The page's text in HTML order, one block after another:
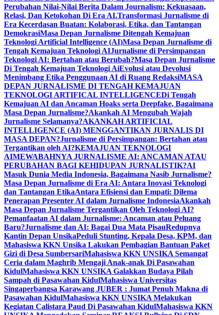
Perubahan Nilai-Nilai Berita Dalam Journalism: Kekuasaan,
Relasi, Dan Ketokohan Di Era AI.Transformasi Jurnalisme di
Era Kecerdasan Buatan: Kolaborasi, Etika, dan Tantangan
DemokrasiMasa Depan Jurnalisme Ditengah Kemajuan
Teknologi Artificial Intelligence (AI)Masa Depan Jurnalisme di
Tengah Kemajuan Teknologi AIJurnalisme di Persimpangan
Teknologi AI: Bertahan atau Berubah?Masa Depan Jurnalisme
Di Tengah Kemajuan Teknologi AiEvolusi atau Devolusi
Menimbang Etika Penggunaan AI di Ruang RedaksiMASA
DEPAN JURNALISME DI TENGAH KEMAJUAN
TEKNOLOGI ARTIFICAL INTELLIGENCEDi Tengah
Kemajuan AI dan Ancaman Hoaks serta Deepfake, Bagaimana
Masa Depan Jurnalisme?Akankah AI Mengubah Wajah
Jurnalisme Selamanya?AKANKAH ARTIFICIAL
INTELLIGENCE (AI) MENGGANTIKAN JURNALIS DI
MASA DEPAN?Jurnalisme di Persimpangan: Bertahan atau
Tergantikan oleh AI?KEMAJUAN TEKNOLOGI
AIMEWABAHNYA JURNALISME AI: ANCAMAN ATAU
PERUBAHAN BAGI KEHIDUPAN JURNALISTIK?AI
Masuk Dunia Media Indonesia, Bagaimana Nasib Jurnalisme?
Masa Depan Jurnalisme di Era AI: Antara Inovasi Teknologi
dan Tantangan EtikaAntara Efisiensi dan Empati: Dilema
Penerapan Presenter AI dalam Jurnalisme IndonesiaAkankah
Masa Depan Jurnalisme Tergantikan Oleh Teknologi AI?
Pemanfaatan AI dalam Jurnalisme: Ancaman atau Peluang
Baru?Jurnalisme dan AI: Bagai Dua Mata PisauRedupnya
Kantin Depan UnsikaPeduli Stunting, Kepala Desa, KPM, dan
Mahasiswa KKN Unsika Lakukan Pembagian Bantuan Paket
Gizi di Desa SumbersariMahasiswa KKN UNSIKA Semangat
Ceria dalam Maghrib Mengaji Anak-anak Di Pasawahan
KidulMahasiswa KKN UNSIKA Galakkan Budaya Pilah
Sampah di Pasawahan KidulMahasiswa Universitas
Singaperbangsa Karawang JUBER : Jumat Penuh Makna di
Pasawahan KidulMahasiswa KKN UNSIKA Melakukan
Kegiatan Calistara Paud Di Pasawahan KidulMahasiswa KKN